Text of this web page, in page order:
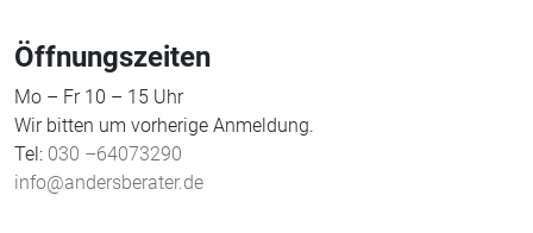
Öffnungszeiten
Mo – Fr 10 – 15 Uhr
Wir bitten um vorherige Anmeldung.
Tel: 030 –64073290
info@andersberater.de